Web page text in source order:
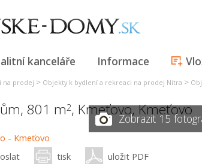
kanceláře Informace
na prodej > Objekty k bydlení a rekreaci na prodej Nitra >
801 m2, Kmeťovo,Kmeťovo
Zobrazit 15
tisk uložit PDF